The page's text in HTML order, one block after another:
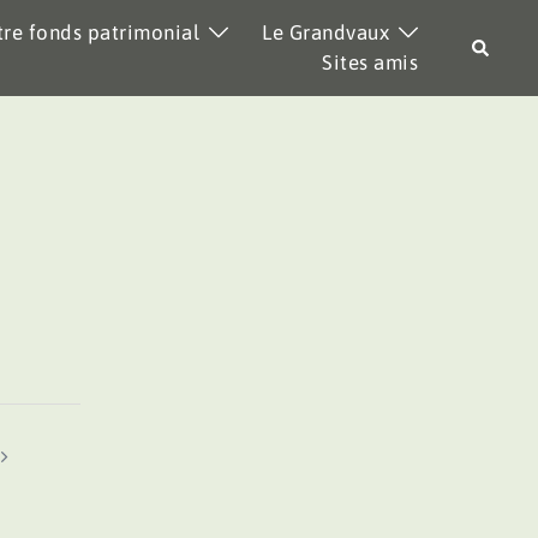
fonds patrimonial
Le Grandvaux
Sites amis